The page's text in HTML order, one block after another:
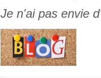
Je n'ai pas envie